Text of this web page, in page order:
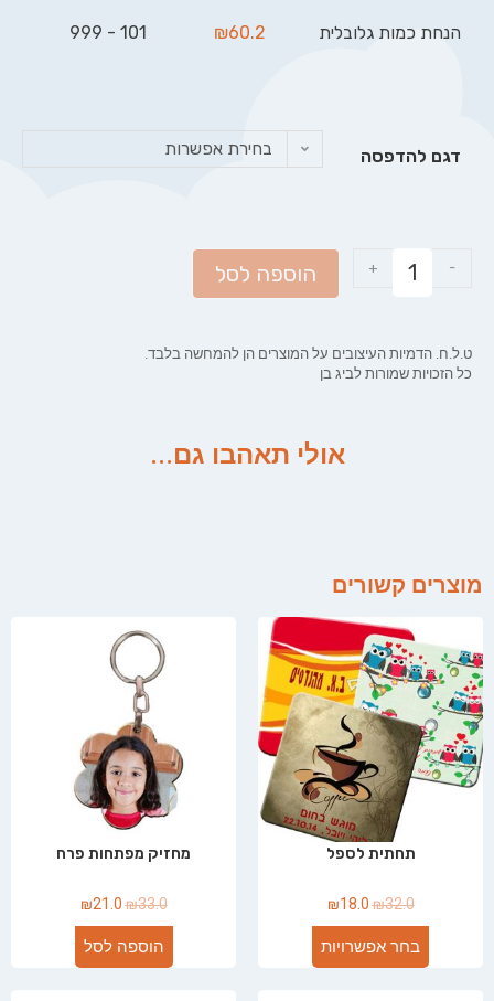
הנחת כמות גלובלית ₪60.2
101 - 999
דגם להדפסה בחירת אפשרות
-
+ הוספה לסל
ט.ל.ח. הדמיות העיצובים על המוצרים הן להמחשה בלבד.
כל הזכויות שמורות לביג בן
אולי תאהבו גם...
מוצרים קשורים
תחתית לספל
₪32.0
₪18.0
בחר אפשרויות
מחזיק מפתחות פרח
₪33.0
₪21.0
הוספה לסל